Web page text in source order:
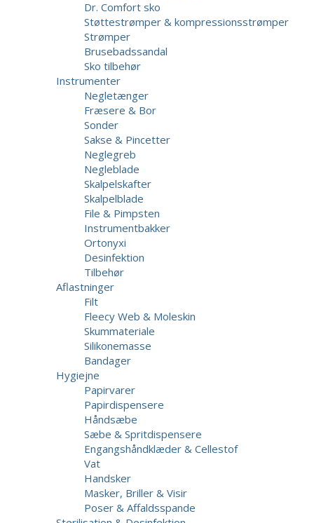
Dr. Comfort sko
Støttestrømper & kompressionsstrømper
Strømper
Brusebadssandal
Sko tilbehør
Instrumenter
Negletænger
Fræsere & Bor
Sonder
Sakse & Pincetter
Neglegreb
Negleblade
Skalpelskafter
Skalpelblade
File & Pimpsten
Instrumentbakker
Ortonyxi
Desinfektion
Tilbehør
Aflastninger
Filt
Fleecy Web & Moleskin
Skummateriale
Silikonemasse
Bandager
Hygiejne
Papirvarer
Papirdispensere
Håndsæbe
Sæbe & Spritdispensere
Engangshåndklæder & Cellestof
Vat
Handsker
Masker, Briller & Visir
Poser & Affaldsspande